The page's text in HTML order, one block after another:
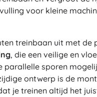
voor kleine
treinbaan uit met de
, die een veilige en
parallelle sporen
ontwerp is de
je treinen altijd het